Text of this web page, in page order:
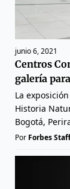
junio 6, 2021
Centros
galería
La
Historia
Bogotá,
Por Forbes Staff